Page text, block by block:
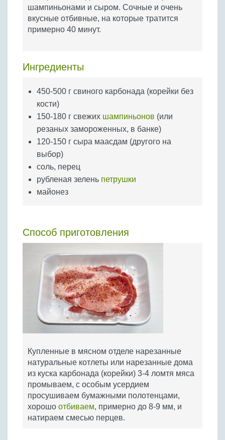
Бобовые
Яйца
Крупы
шампиньонами и сыром. Сочные и очень
вкусные отбивные, на которые тратится
примерно 40 минут.
Ингредиенты
450-500 г свиного карбонада (корейки без
кости)
150-180 г свежих шампиньонов (или
резаных замороженных, в банке)
120-150 г сыра маасдам (другого на
выбор)
соль, перец
рубленая зелень петрушки
майонез
Способ приготовления
Купленные в мясном отделе нарезанные
натуральные котлеты или нарезанные дома
из куска карбонада (корейки) 3-4 ломтя мяса
промываем, с особым усердием
просушиваем бумажными полотенцами,
хорошо отбиваем, примерно до 8-9 мм, и
натираем смесью перцев.